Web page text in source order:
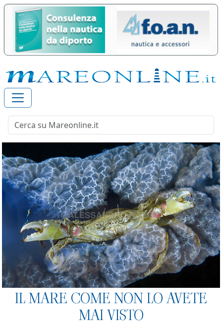
IL MARE COME NON LO AVETE
MAI VISTO